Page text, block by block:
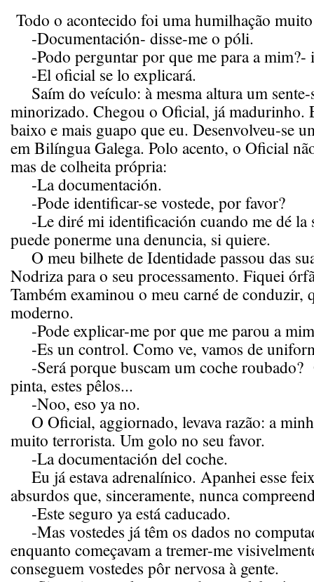
Todo o acontecido foi uma humilhação
-Documentación- disse-me o póli.
-Podo perguntar por que me para a mim?-
-El oficial se lo explicará.
Saím do veículo: à mesma altura um sente-
minorizado. Chegou o Oficial, já madurinho.
baixo e mais guapo que eu. Desenvolveu-se
em Bilíngua Galega. Polo acento, o Oficial
mas de colheita própria:
-La documentación.
-Pode identificar-se vostede, por favor?
-Le diré mi identificación cuando me dé la
puede ponerme una denuncia, si quiere.
O meu bilhete de Identidade passou das
Nodriza para o seu processamento. Fiquei
Também examinou o meu carné de conduzir,
moderno.
-Pode explicar-me por que me parou a
-Es un control. Como ve, vamos de
-Será porque buscam um coche roubado?
pinta, estes pêlos...
-Noo, eso ya no.
O Oficial, aggiornado, levava razão: a
muito terrorista. Um golo no seu favor.
-La documentación del coche.
Eu já estava adrenalínico. Apanhei esse
absurdos que, sinceramente, nunca
-Este seguro ya está caducado.
-Mas vostedes já têm os dados no
enquanto começavam a tremer-me
conseguem vostedes pôr nervosa à gente.